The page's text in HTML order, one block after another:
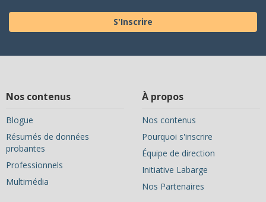
S'Inscrire
Nos contenus
Blogue
Résumés de données
probantes
Professionnels
Multimédia
À propos
Nos contenus
Pourquoi s'inscrire
Équipe de direction
Initiative Labarge
Nos Partenaires